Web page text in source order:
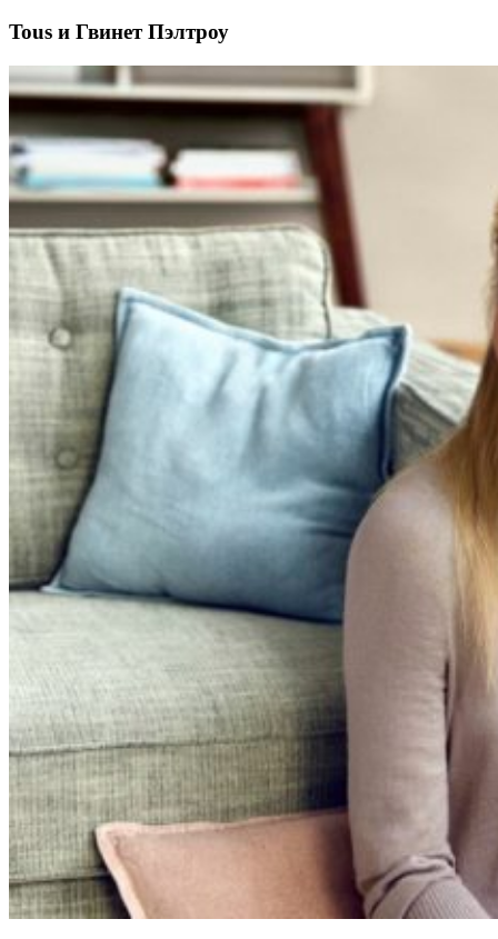
Tous и Гвинет Пэлтроу